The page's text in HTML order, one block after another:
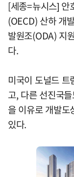
[세종=뉴시스] 안
(OECD) 산하 개
발원조(ODA) 지
다.
미국이 도널드
고, 다른 선진국
을 이유로 개발도
있다.